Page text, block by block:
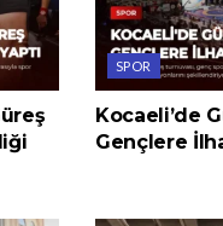
SPOR
Kocaeli’de
Gençlere